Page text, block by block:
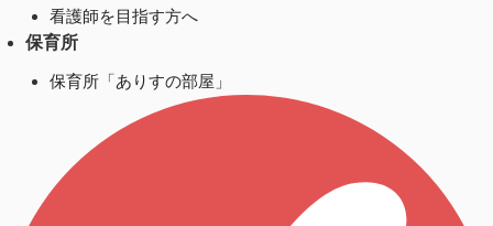
看護師を目指す方へ
保育所
保育所「ありすの部屋」